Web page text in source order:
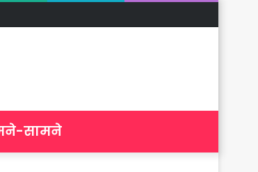
सामने